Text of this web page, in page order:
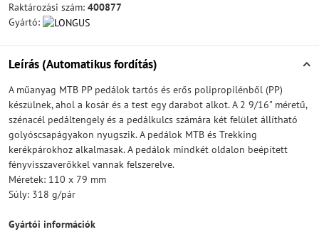
Raktározási szám: 400877
Gyártó:
Leírás (Automatikus fordítás)
A műanyag MTB PP pedálok tartós és erős polipropilénből (PP)
készülnek, ahol a kosár és a test egy darabot alkot. A 2 9/16" méretű,
szénacél pedáltengely és a pedálkulcs számára két felület állítható
golyóscsapágyakon nyugszik. A pedálok MTB és Trekking
kerékpárokhoz alkalmasak. A pedálok mindkét oldalon beépített
fényvisszaverőkkel vannak felszerelve.
Méretek: 110 x 79 mm
Súly: 318 g/pár
Gyártói információk